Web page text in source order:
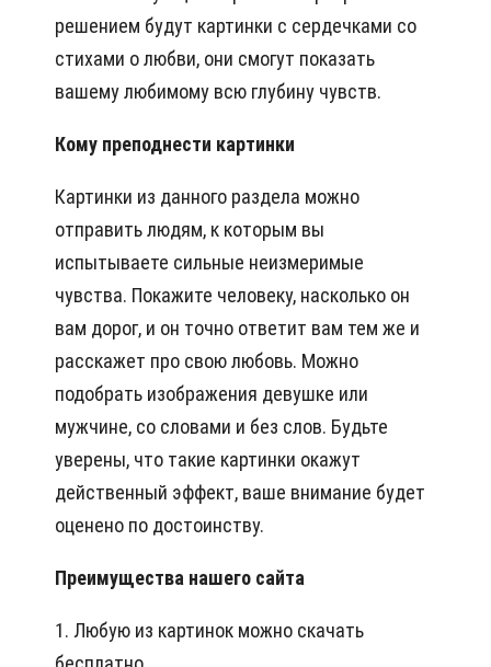
решением будут картинки с сердечками со
стихами о любви, они смогут показать
вашему любимому всю глубину чувств.
Кому преподнести картинки
Картинки из данного раздела можно
отправить людям, к которым вы
испытываете сильные неизмеримые
чувства. Покажите человеку, насколько он
вам дорог, и он точно ответит вам тем же и
расскажет про свою любовь. Можно
подобрать изображения девушке или
мужчине, со словами и без слов. Будьте
уверены, что такие картинки окажут
действенный эффект, ваше внимание будет
оценено по достоинству.
Преимущества нашего сайта
1. Любую из картинок можно скачать